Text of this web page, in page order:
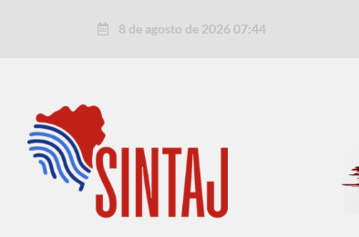
8 de agosto de 2026 07:44
navigation